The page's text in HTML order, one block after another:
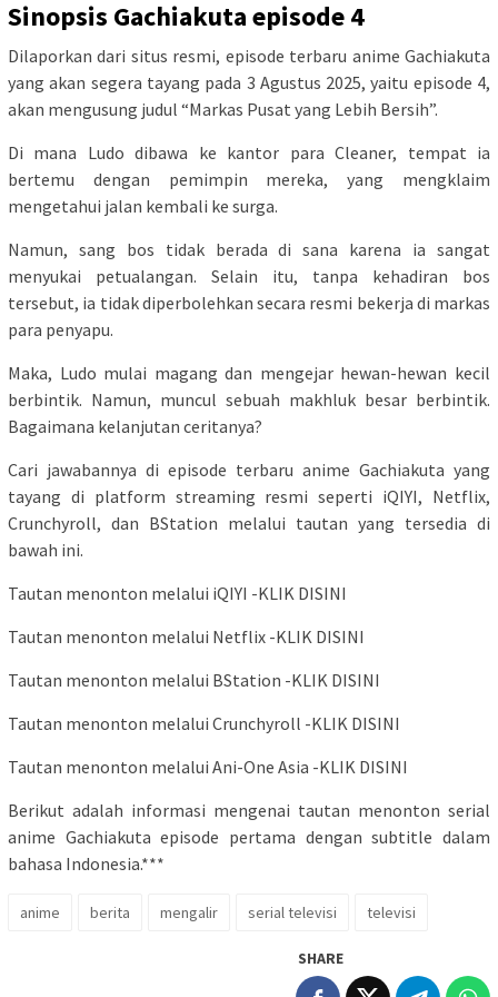
Sinopsis Gachiakuta episode 4
Dilaporkan dari situs resmi, episode terbaru anime Gachiakuta
yang akan segera tayang pada 3 Agustus 2025, yaitu episode 4,
akan mengusung judul “Markas Pusat yang Lebih Bersih”.
Di mana Ludo dibawa ke kantor para Cleaner, tempat ia
bertemu dengan pemimpin mereka, yang mengklaim
mengetahui jalan kembali ke surga.
Namun, sang bos tidak berada di sana karena ia sangat
menyukai petualangan. Selain itu, tanpa kehadiran bos
tersebut, ia tidak diperbolehkan secara resmi bekerja di markas
para penyapu.
Maka, Ludo mulai magang dan mengejar hewan-hewan kecil
berbintik. Namun, muncul sebuah makhluk besar berbintik.
Bagaimana kelanjutan ceritanya?
Cari jawabannya di episode terbaru anime Gachiakuta yang
tayang di platform streaming resmi seperti iQIYI, Netflix,
Crunchyroll, dan BStation melalui tautan yang tersedia di
bawah ini.
Tautan menonton melalui iQIYI -KLIK DISINI
Tautan menonton melalui Netflix -KLIK DISINI
Tautan menonton melalui BStation -KLIK DISINI
Tautan menonton melalui Crunchyroll -KLIK DISINI
Tautan menonton melalui Ani-One Asia -KLIK DISINI
Berikut adalah informasi mengenai tautan menonton serial
anime Gachiakuta episode pertama dengan subtitle dalam
bahasa Indonesia.***
anime berita mengalir serial televisi televisi
SHARE